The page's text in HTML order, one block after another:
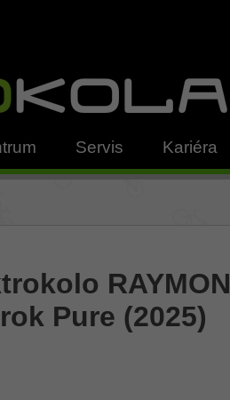
Servis Kariéra
RAYMON
Pure (2025)